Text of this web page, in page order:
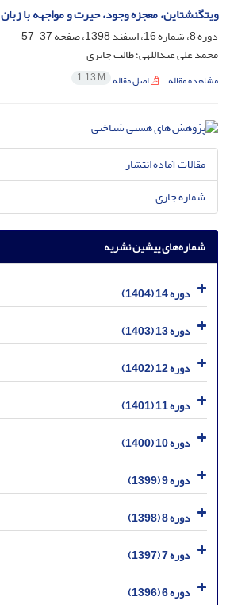
ویتگنشتاین، معجزه وجود، حیرت و مواجهه با زبان
دوره 8، شماره 16، اسفند 1398، صفحه
37-57
محمد علی عبداللهی؛ طالب جابری
مشاهده مقاله اصل مقاله 1.13 M
مقالات آماده انتشار
شماره جاری
شماره‌های پیشین نشریه
دوره 14 (1404)
دوره 13 (1403)
دوره 12 (1402)
دوره 11 (1401)
دوره 10 (1400)
دوره 9 (1399)
دوره 8 (1398)
دوره 7 (1397)
دوره 6 (1396)